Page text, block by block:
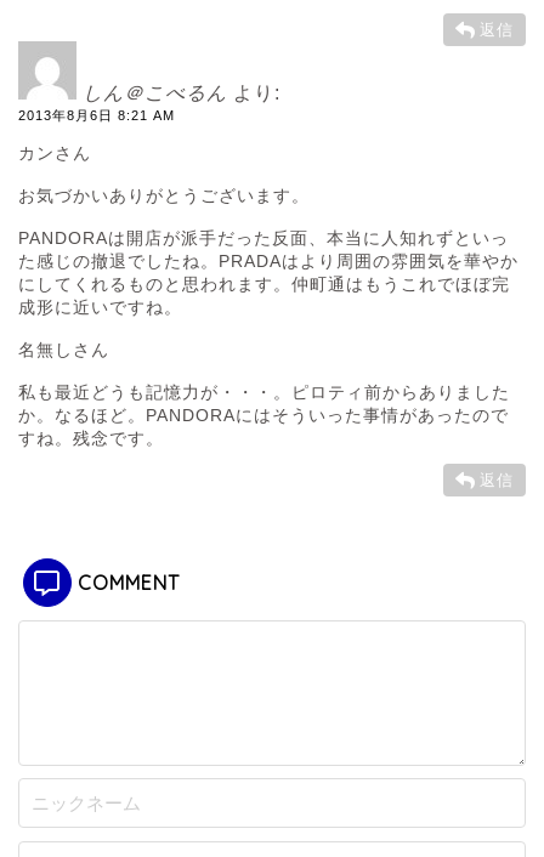
返信
しん＠こべるん より:
2013年8月6日 8:21 AM
カンさん
お気づかいありがとうございます。
PANDORAは開店が派手だった反面、本当に人知れずといっ
た感じの撤退でしたね。PRADAはより周囲の雰囲気を華やか
にしてくれるものと思われます。仲町通はもうこれでほぼ完
成形に近いですね。
名無しさん
私も最近どうも記憶力が・・・。ピロティ前からありました
か。なるほど。PANDORAにはそういった事情があったので
すね。残念です。
返信
COMMENT